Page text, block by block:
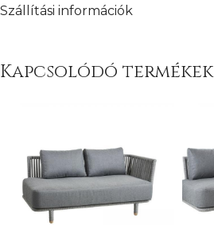
Szállítási információk
Kapcsolódó termékek